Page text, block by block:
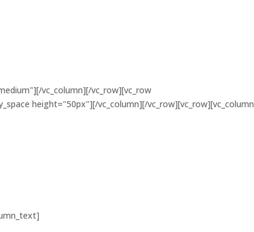
vc_column][/vc_row][vc_row
height="50px"][/vc_column][/vc_row][vc_row][vc_column